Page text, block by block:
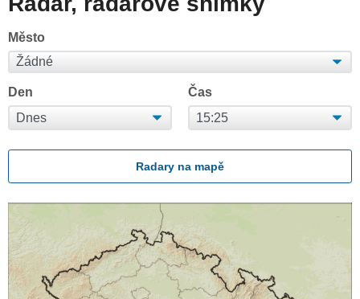
Město
Den Čas
Radary na mapě